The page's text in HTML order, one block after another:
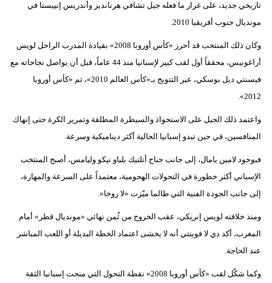
أبراج
سيارات
تاريخي جديد، على غرار ما فعله جيل تشافي هرنانديز وأندريس إنييستا في
مونديال جنوب أفريقيا 2010.
وكان ذلك المنتخب قد أحرز «كأس أوروبا 2008» بقيادة المدرب الراحل لويس
أراغونيس، محققاً أول لقب كبير لإسبانيا منذ 44 عاماً، قبل أن يواصل نجاحاته مع
فيسنتي ديل بوسكي، عبر التتويج بـ«كأس العالم 2010»، ثم «كأس أوروبا
2012».
واعتمد ذلك الجيل على الاستحواذ والسيطرة المطلقة وتمرير الكرة حتى إنهاك
المنافسين، في حين تبدو إسبانيا الحالية أكثر ديناميكية وسرعة.
فبوجود لامين يامال، إلى جانب جناح أتلتيك بلباو نيكو وليامس، أصبح المنتخب
الإسباني أكثر خطورة في التحولات الهجومية، معتمداً على السرعة والمهارة،
إلى جانب الجودة الفنية التي طالما ميّزت «لا روخا».
ومنذ خلافته لويس إنريكي، عقب الخروج من ثُمن نهائي «مونديال قطر» أمام
المغرب، أكد دي لا فوينتي أنه لا يخشى اعتماد الخطة البديلة أو اللعب المباشر
عند الحاجة.
وكما شكّل لقب «كأس أوروبا 2008» نقطة التحول التي منحت إسبانيا الثقة